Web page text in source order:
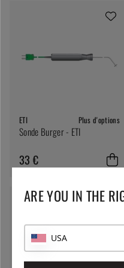
ETI Plus d'options
Sonde Burger - ETI
33 €
Thermomètre universel, rouge
- Mingle
24 €
ARE YOU IN THE
USA